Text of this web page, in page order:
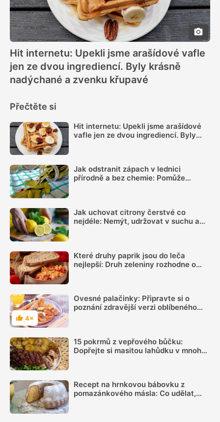
Hit internetu: Upekli jsme arašídové vafle
jen ze dvou ingrediencí. Byly krásně
nadýchané a zvenku křupavé
Přečtěte si
Hit internetu: Upekli jsme arašídové
vafle jen ze dvou ingrediencí. Byly
Jak odstranit zápach v lednici
přírodně a bez chemie: Pomůže
Jak uchovat citrony čerstvé co
nejdéle: Nemýt, udržovat v suchu a
Které druhy paprik jsou do leča
nejlepší: Druh zeleniny rozhodne o
Hodnocení
4×
Ovesné palačinky: Připravte si o
poznání zdravější verzi oblíbeného
15 pokrmů z vepřového bůčku:
Dopřejte si masitou lahůdku v mnoha
Recept na hrnkovou bábovku z
pomazánkového másla: Co udělat,